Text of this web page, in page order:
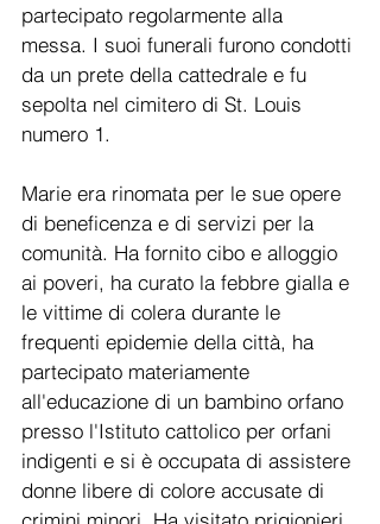
partecipato regolarmente alla
messa. I suoi funerali furono condotti
da un prete della cattedrale e fu
sepolta nel cimitero di St. Louis
numero 1.
Marie era rinomata per le sue opere
di beneficenza e di servizi per la
comunità. Ha fornito cibo e alloggio
ai poveri, ha curato la febbre gialla e
le vittime di colera durante le
frequenti epidemie della città, ha
partecipato materiamente
all'educazione di un bambino orfano
presso l'Istituto cattolico per orfani
indigenti e si è occupata di assistere
donne libere di colore accusate di